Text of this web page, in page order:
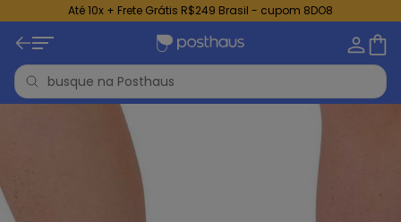
Até 10x + Frete Grátis R$249 Brasil - cupom 8DO8